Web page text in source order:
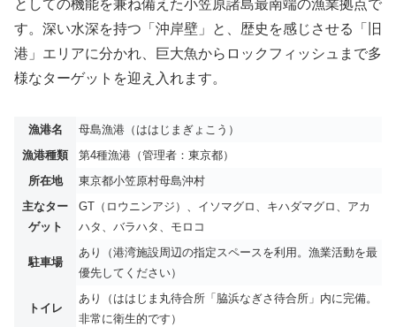
としての機能を兼ね備えた小笠原諸島最南端の漁業拠点で
す。深い水深を持つ「沖岸壁」と、歴史を感じさせる「旧
港」エリアに分かれ、巨大魚からロックフィッシュまで多
様なターゲットを迎え入れます。
漁港名
母島漁港（ははじまぎょこう）
漁港種類
第4種漁港（管理者：東京都）
所在地
東京都小笠原村母島沖村
主なター
ゲット
GT（ロウニンアジ）、イソマグロ、キハダマグロ、アカ
ハタ、バラハタ、モロコ
駐車場
あり（港湾施設周辺の指定スペースを利用。漁業活動を最
優先してください）
トイレ
あり（ははじま丸待合所「脇浜なぎさ待合所」内に完備。
非常に衛生的です）